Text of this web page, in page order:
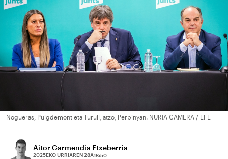
Nogueras, Puigdemont eta Turull, atzo, Perpinyan. NURIA CAMERA / EFE
Aitor Garmendia Etxeberria
2025EKO URRIAREN 28A13:50